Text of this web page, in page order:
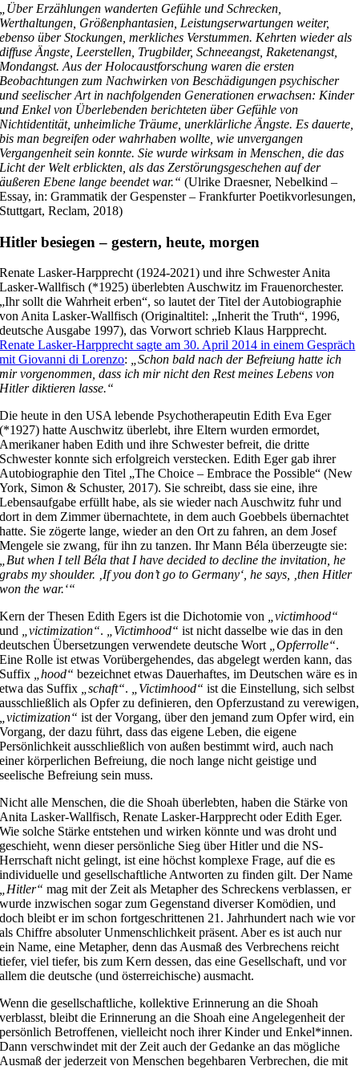
„Über Erzählungen wanderten Gefühle und Schrecken,
Werthaltungen, Größenphantasien, Leistungserwartungen weiter,
ebenso über Stockungen, merkliches Verstummen. Kehrten wieder als
diffuse Ängste, Leerstellen, Trugbilder, Schneeangst, Raketenangst,
Mondangst. Aus der Holocaustforschung waren die ersten
Beobachtungen zum Nachwirken von Beschädigungen psychischer
und seelischer Art in nachfolgenden Generationen erwachsen: Kinder
und Enkel von Überlebenden berichteten über Gefühle von
Nichtidentität, unheimliche Träume, unerklärliche Ängste. Es dauerte,
bis man begreifen oder wahrhaben wollte, wie unvergangen
Vergangenheit sein konnte. Sie wurde wirksam in Menschen, die das
Licht der Welt erblickten, als das Zerstörungsgeschehen auf der
äußeren Ebene lange beendet war.“(Ulrike Draesner, Nebelkind –
Essay, in: Grammatik der Gespenster – Frankfurter Poetikvorlesungen,
Stuttgart, Reclam, 2018)
Hitler besiegen – gestern, heute, morgen
Renate Lasker-Harpprecht (1924-2021) und ihre Schwester Anita
Lasker-Wallfisch (*1925) überlebten Auschwitz im Frauenorchester.
„Ihr sollt die Wahrheit erben“, so lautet der Titel der Autobiographie
von Anita Lasker-Wallfisch (Originaltitel: „Inherit the Truth“, 1996,
deutsche Ausgabe 1997), das Vorwort schrieb Klaus Harpprecht.
Renate Lasker-Harpprecht sagte am 30. April 2014 in einem Gespräch
mit Giovanni di Lorenzo:
„Schon bald nach der Befreiung hatte ich
mir vorgenommen, dass ich mir nicht den Rest meines Lebens von
Hitler diktieren lasse.“
Die heute in den USA lebende Psychotherapeutin Edith Eva Eger
(*1927) hatte Auschwitz überlebt, ihre Eltern wurden ermordet,
Amerikaner haben Edith und ihre Schwester befreit, die dritte
Schwester konnte sich erfolgreich verstecken. Edith Eger gab ihrer
Autobiographie den Titel „The Choice – Embrace the Possible“ (New
York, Simon & Schuster, 2017). Sie schreibt, dass sie eine, ihre
Lebensaufgabe erfüllt habe, als sie wieder nach Auschwitz fuhr und
dort in dem Zimmer übernachtete, in dem auch Goebbels übernachtet
hatte. Sie zögerte lange, wieder an den Ort zu fahren, an dem Josef
Mengele sie zwang, für ihn zu tanzen. Ihr Mann Béla überzeugte sie:
„But when I tell Béla that I have decided to decline the invitation, he
grabs my shoulder. ‚If you don’t go to Germany‘, he says, ‚then Hitler
won the war.‘“
Kern der Thesen Edith Egers ist die Dichotomie von
„victimhood“
und
„victimization“. „Victimhood“ ist nicht dasselbe wie das in den
deutschen Übersetzungen verwendete deutsche Wort
„Opferrolle“.
Eine Rolle ist etwas Vorübergehendes, das abgelegt werden kann, das
Suffix
„hood“ bezeichnet etwas Dauerhaftes, im Deutschen wäre es in
etwa das Suffix
„schaft“. „Victimhood“ ist die Einstellung, sich selbst
ausschließlich als Opfer zu definieren, den Opferzustand zu verewigen,
„victimization“ ist der Vorgang, über den jemand zum Opfer wird, ein
Vorgang, der dazu führt, dass das eigene Leben, die eigene
Persönlichkeit ausschließlich von außen bestimmt wird, auch nach
einer körperlichen Befreiung, die noch lange nicht geistige und
seelische Befreiung sein muss.
Nicht alle Menschen, die die Shoah überlebten, haben die Stärke von
Anita Lasker-Wallfisch, Renate Lasker-Harpprecht oder Edith Eger.
Wie solche Stärke entstehen und wirken könnte und was droht und
geschieht, wenn dieser persönliche Sieg über Hitler und die NS-
Herrschaft nicht gelingt, ist eine höchst komplexe Frage, auf die es
individuelle und gesellschaftliche Antworten zu finden gilt. Der Name
„Hitler“ mag mit der Zeit als Metapher des Schreckens verblassen, er
wurde inzwischen sogar zum Gegenstand diverser Komödien, und
doch bleibt er im schon fortgeschrittenen 21. Jahrhundert nach wie vor
als Chiffre absoluter Unmenschlichkeit präsent. Aber es ist auch nur
ein Name, eine Metapher, denn das Ausmaß des Verbrechens reicht
tiefer, viel tiefer, bis zum Kern dessen, das eine Gesellschaft, und vor
allem die deutsche (und österreichische) ausmacht.
Wenn die gesellschaftliche, kollektive Erinnerung an die Shoah
verblasst, bleibt die Erinnerung an die Shoah eine Angelegenheit der
persönlich Betroffenen, vielleicht noch ihrer Kinder und Enkel*innen.
Dann verschwindet mit der Zeit auch der Gedanke an das mögliche
Ausmaß der jederzeit von Menschen begehbaren Verbrechen, die mit